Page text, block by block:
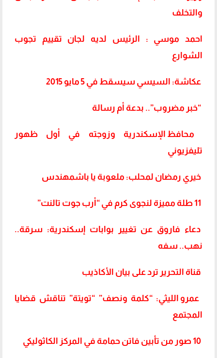
والتخلف
احمد موسي : الرئيس لديه لجان تقييم تجوب
الشوارع
عكاشة: السيسي سيسقط في 5 مايو 2015
“خبر مضروب”.. بدعة أم رسالة
محافظ الإسكندرية وزوجته في أول ظهور
تليفزيوني
خيري رمضان لمحلب: ملعوبة يا باشمهندس
11 طلة مميزة لنجوى كرم في “أرب جوت تالنت”
دعاء فاروق عن تغيير بوابات إسكندرية: سرقة..
نهب.. سفه
قناة التحرير ترد على بيان الأكاذيب
عمرو الليثي: “كلمة ونصف” “تويتة” تناقش قضايا
المجتمع
10 صور من تأبين فاتن حمامة في المركز الكاثوليكي